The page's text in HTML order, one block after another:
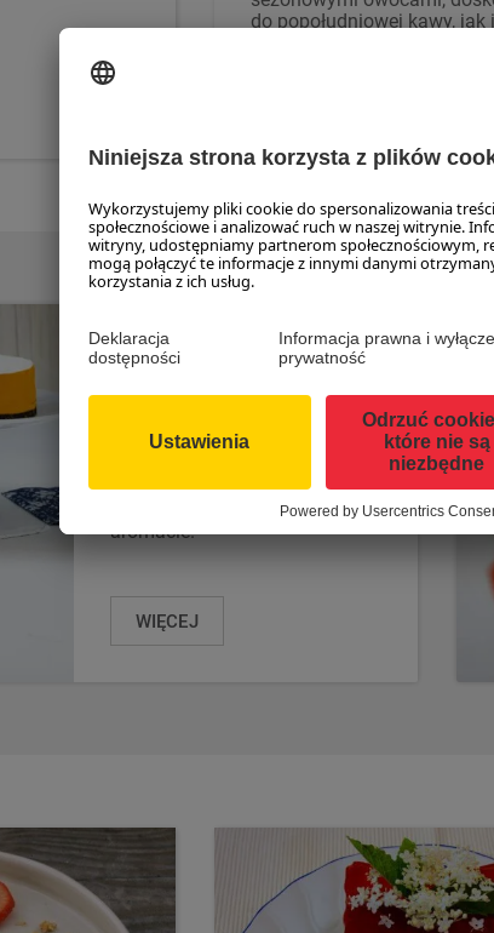
do popołudniowej kawy,
SERNIK DYNIOWY
Pyszny torcik serowy o
konsystencji, ładnej
apetycznym dyniowym
aromacie.
WIĘCEJ